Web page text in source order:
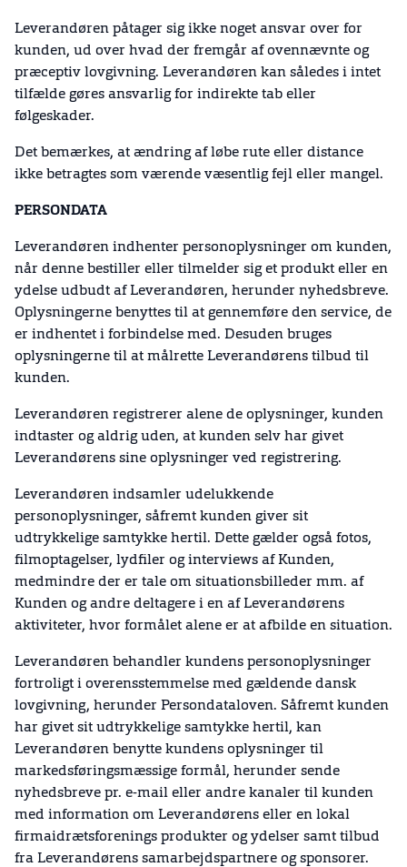
Leverandøren påtager sig ikke noget ansvar over for
kunden, ud over hvad der fremgår af ovennævnte og
præceptiv lovgivning. Leverandøren kan således i intet
tilfælde gøres ansvarlig for indirekte tab eller
følgeskader.
Det bemærkes, at ændring af løbe rute eller distance
ikke betragtes som værende væsentlig fejl eller mangel.
PERSONDATA
Leverandøren indhenter personoplysninger om kunden,
når denne bestiller eller tilmelder sig et produkt eller en
ydelse udbudt af Leverandøren, herunder nyhedsbreve.
Oplysningerne benyttes til at gennemføre den service, de
er indhentet i forbindelse med. Desuden bruges
oplysningerne til at målrette Leverandørens tilbud til
kunden.
Leverandøren registrerer alene de oplysninger, kunden
indtaster og aldrig uden, at kunden selv har givet
Leverandørens sine oplysninger ved registrering.
Leverandøren indsamler udelukkende
personoplysninger, såfremt kunden giver sit
udtrykkelige samtykke hertil. Dette gælder også fotos,
filmoptagelser, lydfiler og interviews af Kunden,
medmindre der er tale om situationsbilleder mm. af
Kunden og andre deltagere i en af Leverandørens
aktiviteter, hvor formålet alene er at afbilde en situation.
Leverandøren behandler kundens personoplysninger
fortroligt i overensstemmelse med gældende dansk
lovgivning, herunder Persondataloven. Såfremt kunden
har givet sit udtrykkelige samtykke hertil, kan
Leverandøren benytte kundens oplysninger til
markedsføringsmæssige formål, herunder sende
nyhedsbreve pr. e-mail eller andre kanaler til kunden
med information om Leverandørens eller en lokal
firmaidrætsforenings produkter og ydelser samt tilbud
fra Leverandørens samarbejdspartnere og sponsorer.